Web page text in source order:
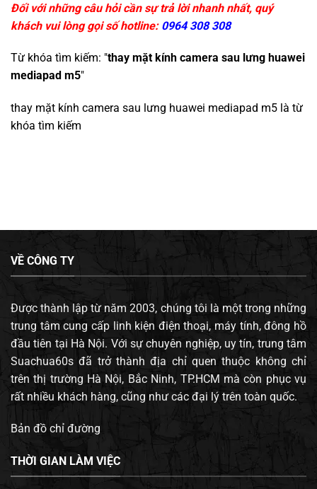
Đối với những câu hỏi cần sự trả lời nhanh nhất, quý
khách vui lòng gọi số hotline: 0964 308 308
Từ khóa tìm kiếm: "thay mặt kính camera sau lưng huawei
mediapad m5"
thay mặt kính camera sau lưng huawei mediapad m5 là từ
khóa tìm kiếm
VỀ CÔNG TY
Được thành lập từ năm 2003, chúng tôi là một trong những
trung tâm cung cấp linh kiện điện thoại, máy tính, đông hồ
đầu tiên tại Hà Nội. Với sự chuyên nghiệp, uy tín, trung tâm
Suachua60s đã trở thành địa chỉ quen thuộc không chỉ
trên thị trường Hà Nội, Bắc Ninh, TP.HCM mà còn phục vụ
rất nhiều khách hàng, cũng như các đại lý trên toàn quốc.
Bản đồ chỉ đường
THỜI GIAN LÀM VIỆC